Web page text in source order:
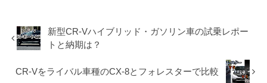
新型CR-Vハイブリッド・ガソリン車の試乗レポー
トと納期は？
CR-Vをライバル車種のCX-8とフォレスターで比較